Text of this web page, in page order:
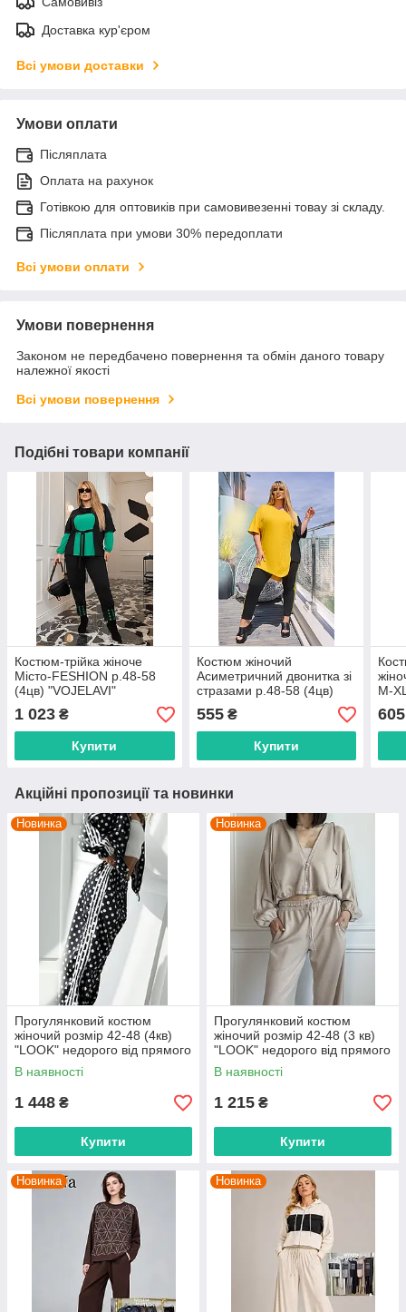
Доставка кур'єром
Всі умови доставки
Умови оплати
Післяплата
Оплата на рахунок
Готівкою для оптовиків при самовивезенні товау зі складу.
Післяплата при умови 30% передоплати
Всі умови оплати
Умови повернення
Законом не передбачено повернення та обмін даного товару
належної якості
Всі умови повернення
Подібні товари компанії
Костюм-трійка жіноче
Місто-FESHION р.48-58
(4цв) "VOJELAVI"
недорого від прямого
постачальника
1 023 ₴
Купити
Костюм жіночий
Асиметричний двонитка зі
стразами р.48-58 (4цв)
"VOJELAVI"дорого від
прямого постачальника
555₴
Купити
M-
605
Акційні пропозиції та новинки
Новинка
Прогулянковий костюм
жіночий розмір 42-48 (4кв)
"LOOK" недорого від прямого
постачальника
В наявності
1 448 ₴
Купити
Новинка
Прогулянковий костюм
жіночий розмір 42-48 (3 кв)
"LOOK" недорого від прямого
постачальника
В наявності
1 215 ₴
Купити
Новинка Новинка